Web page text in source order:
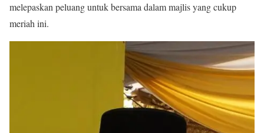
melepaskan peluang untuk bersama dalam majlis yang cukup
meriah ini.